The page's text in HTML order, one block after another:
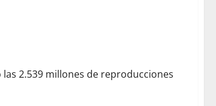
2.539 millones de reproducciones